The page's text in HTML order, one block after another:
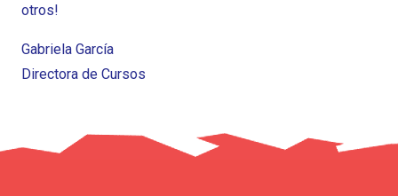
otros!
Gabriela García
Directora de Cursos